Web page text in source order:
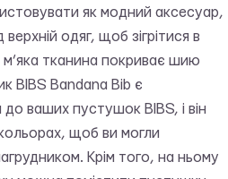
як модний аксесуар,
одяг, щоб зігрітися в
м’яка тканина покриває шию
BIBS Bandana Bib є
ваших пустушок BIBS, і він
щоб ви могли
Крім того, на ньому